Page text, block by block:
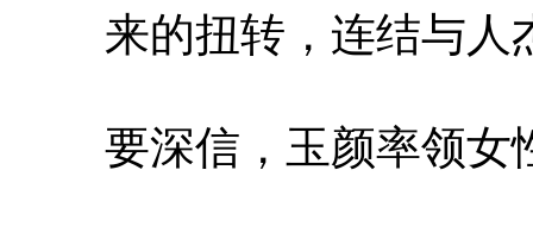
来的扭转，连结与人
要深信，玉颜率领女